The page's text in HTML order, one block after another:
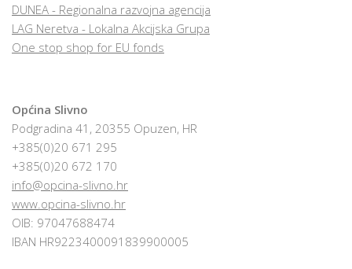
DUNEA - Regionalna razvojna agencija
LAG Neretva - Lokalna Akcijska Grupa
One stop shop for EU fonds
Općina Slivno
Podgradina 41, 20355 Opuzen, HR
+385(0)20 671 295
+385(0)20 672 170
info@opcina-slivno.hr
www.opcina-slivno.hr
OIB: 97047688474
IBAN HR9223400091839900005